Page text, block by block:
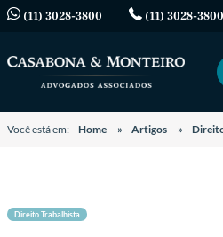
(11) 3028-3800 (11) 3028-3800
Você está em: Home Artigos
Direito Trabalhista